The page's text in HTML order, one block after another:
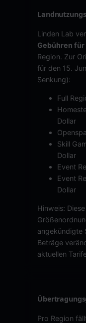
Linden Lab
Gebühren für
Region. Zur
für den 15.
Senkung):
Full
Dollar
Skill
Dollar
Event
Event
Dollar
Hinweis:
angekündigte
Beträge
aktuellen
Pro Region